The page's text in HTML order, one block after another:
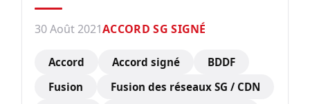
30 Août 2021ACCORD SG SIGNÉ
Accord Accord signé
BDDF
Fusion
Fusion des réseaux SG / CDN